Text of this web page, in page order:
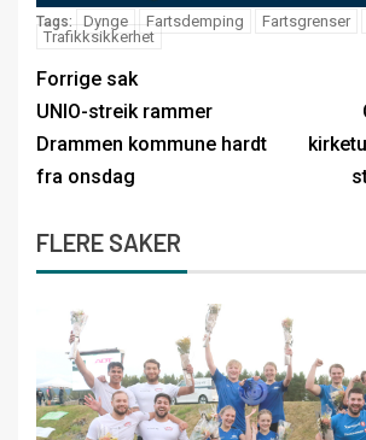
Tags: Dynge Fartsdemping Fartsgrenser
Trafikksikkerhet
Forrige sak
UNIO-streik rammer
Drammen kommune hardt
fra onsdag
FLERE SAKER